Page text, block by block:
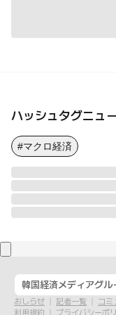
ハッシュタグニュ
#マクロ経済
韓国経済メディアグル
おしらせ 記者一覧
コミ
利用規約
プライバシーポ